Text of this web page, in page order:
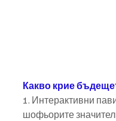
Какво крие
1. Интерактивни
шофьорите